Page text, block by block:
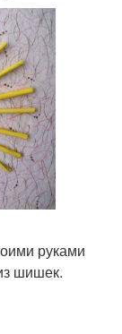
руками
шишек.